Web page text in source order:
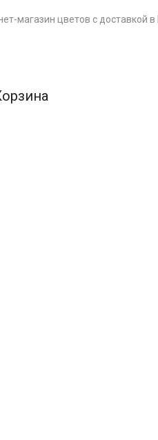
магазин цветов c доставкой